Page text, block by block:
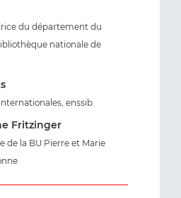
du département du
nationale de
enssib
Fritzinger
de la BU Pierre et Marie